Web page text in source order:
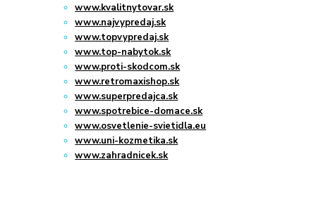
www.kvalitnytovar.sk
www.najvypredaj.sk
www.topvypredaj.sk
www.top-nabytok.sk
www.proti-skodcom.sk
www.retromaxishop.sk
www.superpredajca.sk
www.spotrebice-domace.sk
www.osvetlenie-svietidla.eu
www.uni-kozmetika.sk
www.zahradnicek.sk